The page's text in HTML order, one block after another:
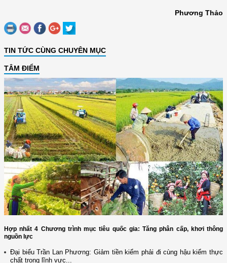
Phương Thảo
TIN TỨC CÙNG CHUYÊN MỤC
TÂM ĐIỂM
Hợp nhất 4 Chương trình mục tiêu quốc gia: Tăng phân cấp, khơi thông
nguồn lực
Đại biểu Trần Lan Phương: Giảm tiền kiểm phải đi cùng hậu kiểm thực
chất trong lĩnh vực...